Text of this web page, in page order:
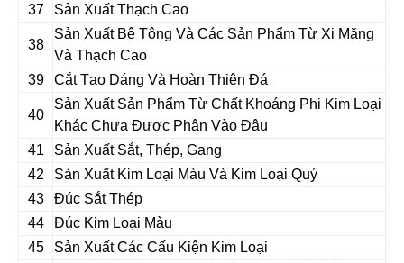
37
Sản Xuất Thạch Cao
38
Sản Xuất Bê Tông Và Các Sản Phẩm Từ Xi Măng
Và Thạch Cao
39
Cắt Tạo Dáng Và Hoàn Thiện Đá
40
Sản Xuất Sản Phẩm Từ Chất Khoáng Phi Kim Loại
Khác Chưa Được Phân Vào Đâu
41
Sản Xuất Sắt, Thép, Gang
42
Sản Xuất Kim Loại Màu Và Kim Loại Quý
43
Đúc Sắt Thép
44
Đúc Kim Loại Màu
45
Sản Xuất Các Cấu Kiện Kim Loại